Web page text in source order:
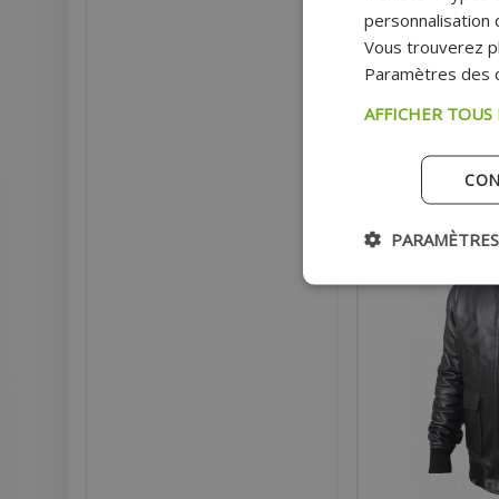
Prix
Payer en
- 23%
personnalisation
Vous trouverez
Paramètres des
AFFICHER TOUS